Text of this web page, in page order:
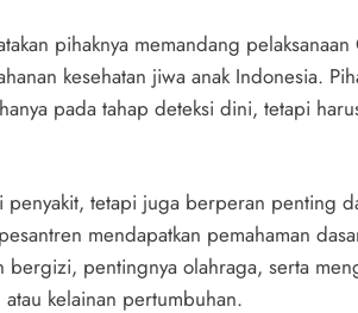
pihaknya memandang
kesehatan jiwa anak Indonesia.
pada tahap deteksi dini, tetapi
tetapi juga berperan penting
mendapatkan pemahaman
pentingnya olahraga, serta
kelainan pertumbuhan.